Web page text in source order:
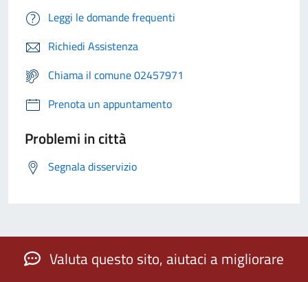
Leggi le domande frequenti
Richiedi Assistenza
Chiama il comune 02457971
Prenota un appuntamento
Problemi in città
Segnala disservizio
Valuta questo sito, aiutaci a migliorare